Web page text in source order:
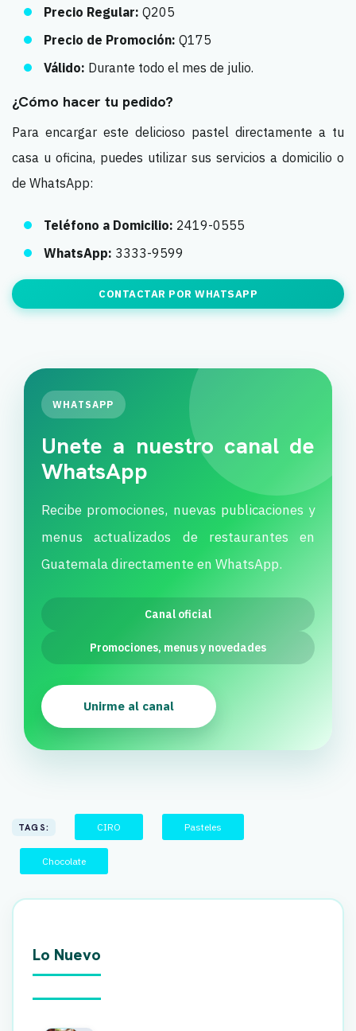
Precio Regular: Q205
Precio de Promoción: Q175
Válido: Durante todo el mes de julio.
¿Cómo hacer tu pedido?
Para encargar este delicioso pastel directamente a tu
casa u oficina, puedes utilizar sus servicios a domicilio o
de WhatsApp:
Teléfono a Domicilio: 2419-0555
WhatsApp: 3333-9599
CONTACTAR POR WHATSAPP
WHATSAPP
Unete a nuestro canal de
WhatsApp
Recibe promociones, nuevas publicaciones y
menus actualizados de restaurantes en
Guatemala directamente en WhatsApp.
Canal oficial
Promociones, menus y novedades
Unirme al canal
TAGS: CIRO Pasteles
Chocolate
Lo Nuevo